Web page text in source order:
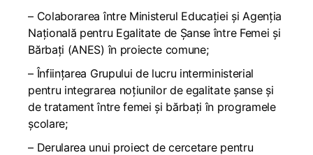
– Colaborarea între Ministerul Educației și Agenția
Națională pentru Egalitate de Șanse între Femei și
Bărbați (ANES) în proiecte comune;
– Înființarea Grupului de lucru interministerial
pentru integrarea noțiunilor de egalitate șanse și
de tratament între femei și bărbați în programele
școlare;
– Derularea unui proiect de cercetare pentru